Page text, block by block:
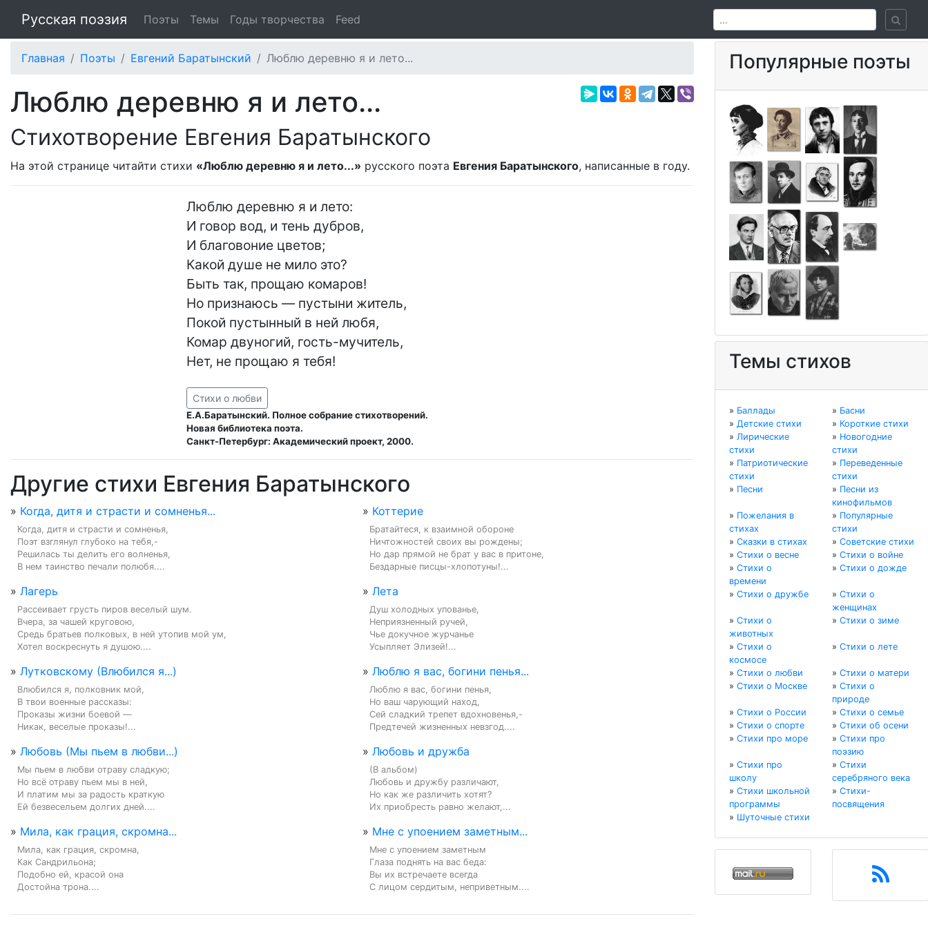
Русская поэзия Поэты Темы Годы творчества Feed
Главная Поэты Евгений Баратынский Люблю деревню я и лето...
Люблю деревню я и лето...
Стихотворение Евгения Баратынского
На этой странице читайти стихи «Люблю деревню я и лето...» русского поэта Евгения Баратынского, написанные в году.
Люблю деревню я и лето:
И говор вод, и тень дубров,
И благовоние цветов;
Какой душе не мило это?
Быть так, прощаю комаров!
Но признаюсь — пустыни житель,
Покой пустынный в ней любя,
Комар двуногий, гость-мучитель,
Нет, не прощаю я тебя!
Стихи о любви
Е.А.Баратынский. Полное собрание стихотворений.
Новая библиотека поэта.
Санкт-Петербург: Академический проект, 2000.
Другие стихи Евгения Баратынского
» Когда, дитя и страсти и сомненья...
Когда, дитя и страсти и сомненья,
Поэт взглянул глубоко на тебя,-
Решилась ты делить его волненья,
В нем таинство печали полюбя....
» Коттерие
Братайтеся, к взаимной обороне
Ничтожностей своих вы рождены;
Но дар прямой не брат у вас в притоне,
Бездарные писцы-хлопотуны!...
» Лагерь
Рассеивает грусть пиров веселый шум.
Вчера, за чашей круговою,
Средь братьев полковых, в ней утопив мой ум,
Хотел воскреснуть я душою....
» Лета
Душ холодных упованье,
Неприязненный ручей,
Чье докучное журчанье
Усыпляет Элизей!...
» Лутковскому (Влюбился я...)
Влюбился я, полковник мой,
В твои военные рассказы:
Проказы жизни боевой —
Никак, веселые проказы!...
» Люблю я вас, богини пенья...
Люблю я вас, богини пенья,
Но ваш чарующий наход,
Сей сладкий трепет вдохновенья,-
Предтечей жизненных невзгод....
» Любовь (Мы пьем в любви...)
Мы пьем в любви отраву сладкую;
Но всё отраву пьем мы в ней,
И платим мы за радость краткую
Ей безвесельем долгих дней....
» Любовь и дружба
(В альбом)
Любовь и дружбу различают,
Но как же различить хотят?
Их приобресть равно желают,...
» Мила, как грация, скромна...
Мила, как грация, скромна,
Как Сандрильона;
Подобно ей, красой она
Достойна трона....
» Мне с упоением заметным...
Мне с упоением заметным
Глаза поднять на вас беда:
Вы их встречаете всегда
С лицом сердитым, неприветным....
Популярные поэты
Темы стихов
» Баллады » Басни
» Детские стихи » Короткие стихи
» Лирические
стихи
» Новогодние
стихи
» Патриотические
стихи
» Переведенные
стихи
» Песни » Песни из
кинофильмов
» Пожелания в
стихах
» Популярные
стихи
» Сказки в стихах » Советские стихи
» Стихи о весне » Стихи о войне
» Стихи о
времени
» Стихи о дожде
» Стихи о дружбе » Стихи о
женщинах
» Стихи о
животных
» Стихи о зиме
» Стихи о
космосе
» Стихи о лете
» Стихи о любви » Стихи о матери
» Стихи о Москве » Стихи о
природе
» Стихи о России » Стихи о семье
» Стихи о спорте » Стихи об осени
» Стихи про море » Стихи про
поэзию
» Стихи про
школу
» Стихи
серебряного века
» Стихи школьной
программы
» Стихи-
посвящения
» Шуточные стихи